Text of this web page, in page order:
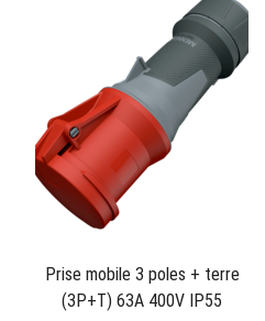
Prise mobile 3 poles + terre
(3P+T) 63A 400V IP55